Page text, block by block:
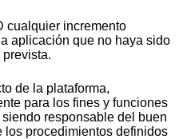
incremento
aplicación que no haya sido
de la plataforma,
para los fines y funciones
responsable del buen
los procedimientos definidos